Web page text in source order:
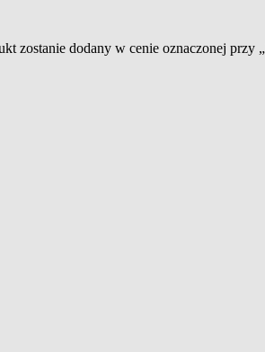
zostanie dodany w cenie oznaczonej